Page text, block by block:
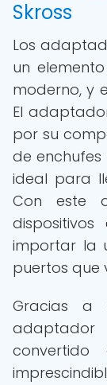
Skross
Los
un
moderno, y
El
por su
de
ideal para
Con este
dispositivos
importar la
puertos que
Gracias a